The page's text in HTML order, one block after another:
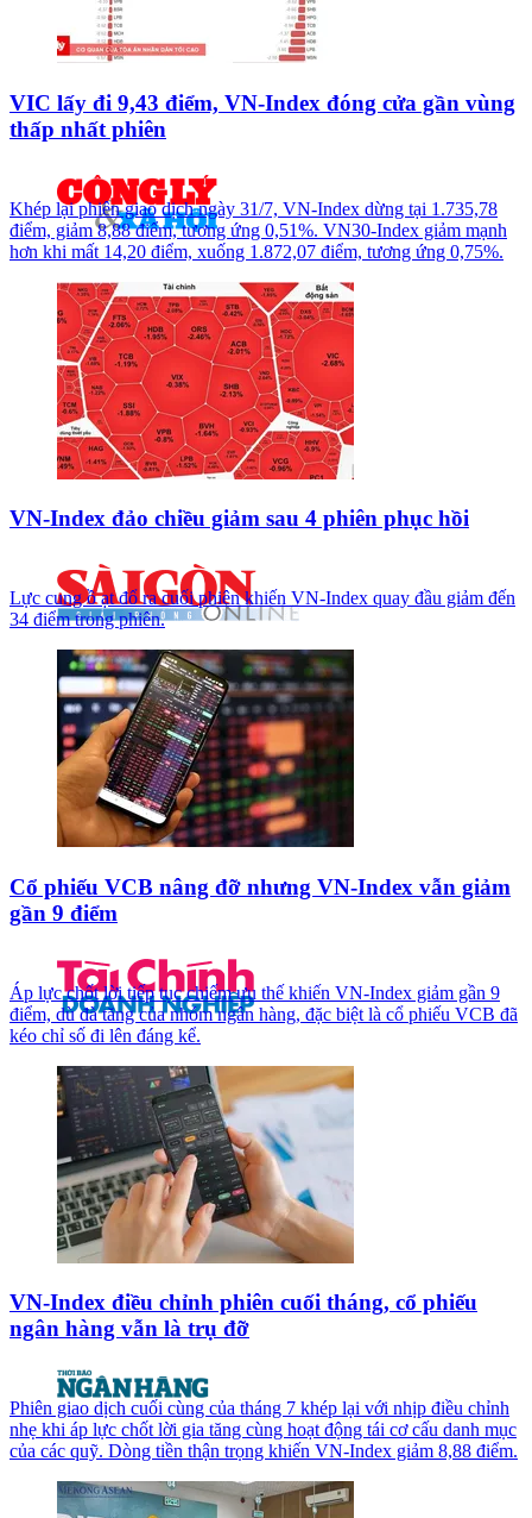
VIC lấy đi 9,43 điểm, VN-Index đóng cửa gần vùng
thấp nhất phiên
Khép lại phiên giao dịch ngày 31/7, VN-Index dừng tại 1.735,78
điểm, giảm 8,88 điểm, tương ứng 0,51%. VN30-Index giảm mạnh
hơn khi mất 14,20 điểm, xuống 1.872,07 điểm, tương ứng 0,75%.
VN-Index đảo chiều giảm sau 4 phiên phục hồi
Lực cung ồ ạt đổ ra cuối phiên khiến VN-Index quay đầu giảm đến
34 điểm trong phiên.
Cổ phiếu VCB nâng đỡ nhưng VN-Index vẫn giảm
gần 9 điểm
Áp lực chốt lời tiếp tục chiếm ưu thế khiến VN-Index giảm gần 9
điểm, dù đà tăng của nhóm ngân hàng, đặc biệt là cổ phiếu VCB đã
kéo chỉ số đi lên đáng kể.
VN-Index điều chỉnh phiên cuối tháng, cổ phiếu
ngân hàng vẫn là trụ đỡ
Phiên giao dịch cuối cùng của tháng 7 khép lại với nhịp điều chỉnh
nhẹ khi áp lực chốt lời gia tăng cùng hoạt động tái cơ cấu danh mục
của các quỹ. Dòng tiền thận trọng khiến VN-Index giảm 8,88 điểm.